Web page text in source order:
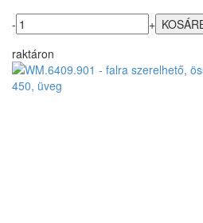
-
+
raktáron